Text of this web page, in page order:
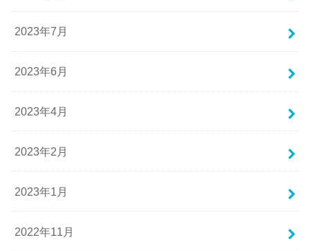
2023年7月
2023年6月
2023年4月
2023年2月
2023年1月
2022年11月